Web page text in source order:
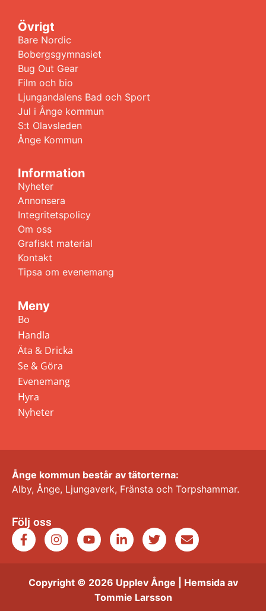
Övrigt
Bare Nordic
Bobergsgymnasiet
Bug Out Gear
Film och bio
Ljungandalens Bad och Sport
Jul i Ånge kommun
S:t Olavsleden
Ånge Kommun
Information
Nyheter
Annonsera
Integritetspolicy
Om oss
Grafiskt material
Kontakt
Tipsa om evenemang
Meny
Bo
Handla
Äta & Dricka
Se & Göra
Evenemang
Hyra
Nyheter
Ånge kommun består av tätorterna:
Alby, Ånge, Ljungaverk, Fränsta och Torpshammar.
Följ oss
Copyright © 2026 Upplev Ånge | Hemsida av
Tommie Larsson